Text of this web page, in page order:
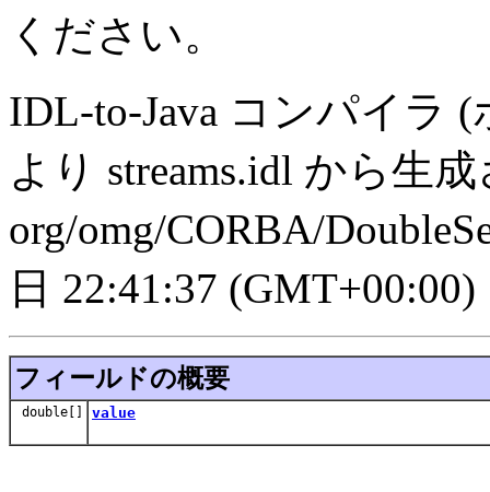
ください。
IDL-to-Java コンパイラ
より streams.idl から生
org/omg/CORBA/
日 22:41:37 (GMT+00:00)
フィールドの概要
double[] value